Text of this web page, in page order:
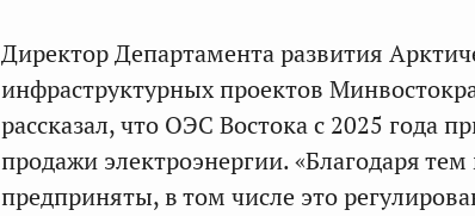
Директор Департамента развития
инфраструктурных проектов
рассказал, что ОЭС Востока с 2025 года
продажи электроэнергии. «Благодаря
предприняты, в том числе это